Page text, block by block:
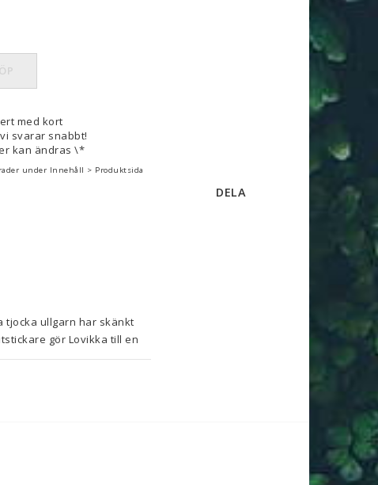
med kort
svarar snabbt!
kan ändras \*
under Innehåll > Produktsida
DELA
tjocka ullgarn har skänkt
gör Lovikka till en